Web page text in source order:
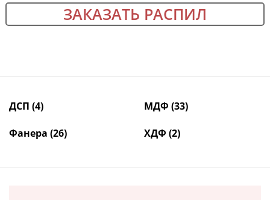
ЗАКАЗАТЬ РАСПИЛ
ДСП (4) МДФ (33)
Фанера (26) ХДФ (2)